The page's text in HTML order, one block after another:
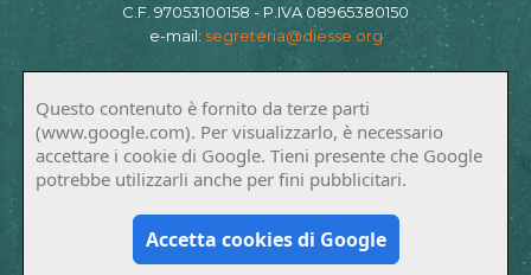
C.F. 97053100158 - P.IVA 08965380150
e-mail: segreteria@diesse.org
Questo contenuto è fornito da terze parti
(www.google.com). Per visualizzarlo, è necessario
accettare i cookie di Google. Tieni presente che Google
potrebbe utilizzarli anche per fini pubblicitari.
Accetta cookies di Google